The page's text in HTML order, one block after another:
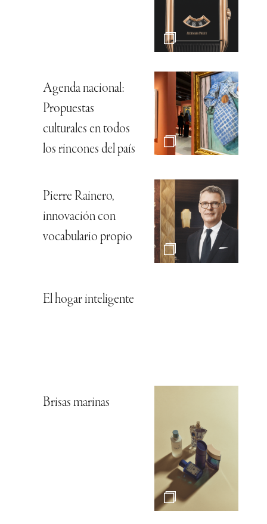
Agenda nacional:
Propuestas
culturales en todos
los rincones del país
Pierre Rainero,
innovación con
vocabulario propio
El hogar inteligente
Brisas marinas